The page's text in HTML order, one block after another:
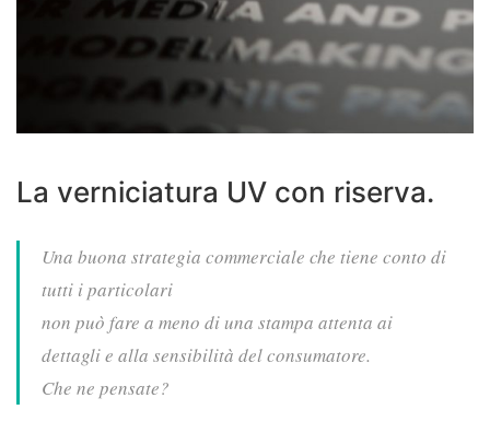
La verniciatura UV con riserva.
Una buona strategia commerciale che tiene conto di
tutti i particolari
non può fare a meno di una stampa attenta ai
dettagli e alla sensibilità del consumatore.
Che ne pensate?